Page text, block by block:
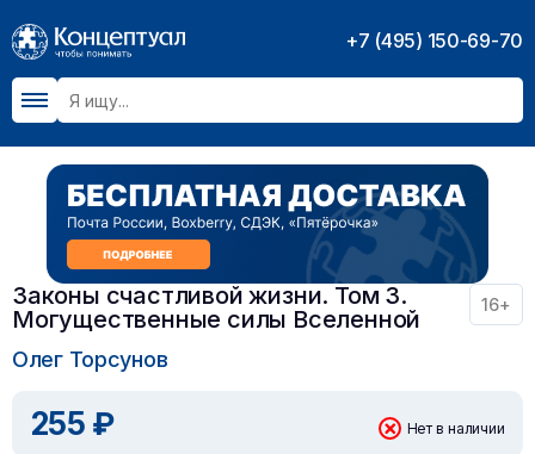
+7 (495) 150-69-70
Законы счастливой жизни. Том 3.
Могущественные силы Вселенной
16+
Олег Торсунов
255 ₽ Нет в наличии